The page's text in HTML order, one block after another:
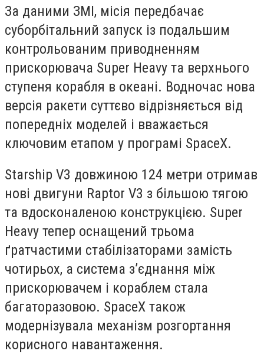
За даними ЗМІ, місія передбачає
суборбітальний запуск із подальшим
контрольованим приводненням
прискорювача Super Heavy та верхнього
ступеня корабля в океані. Водночас нова
версія ракети суттєво відрізняється від
попередніх моделей і вважається
ключовим етапом у програмі SpaceX.
Starship V3 довжиною 124 метри отримав
нові двигуни Raptor V3 з більшою тягою
та вдосконаленою конструкцією. Super
Heavy тепер оснащений трьома
ґратчастими стабілізаторами замість
чотирьох, а система з’єднання між
прискорювачем і кораблем стала
багаторазовою. SpaceX також
модернізувала механізм розгортання
корисного навантаження.